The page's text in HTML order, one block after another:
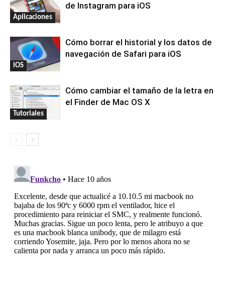
Aplicaciones
de Instagram para iOS
iOS
Cómo borrar el historial y los datos de
navegación de Safari para iOS
Tutoriales
Cómo cambiar el tamaño de la letra en
el Finder de Mac OS X